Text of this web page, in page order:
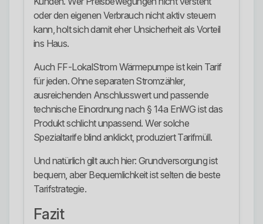
oder den eigenen Verbrauch nicht aktiv steuern
kann, holt sich damit eher Unsicherheit als Vorteil
ins Haus.
Auch FF-LokalStrom Wärmepumpe ist kein Tarif
für jeden. Ohne separaten Stromzähler,
ausreichenden Anschlusswert und passende
technische Einordnung nach § 14a EnWG ist das
Produkt schlicht unpassend. Wer solche
Spezialtarife blind anklickt, produziert Tarifmüll.
Und natürlich gilt auch hier: Grundversorgung ist
bequem, aber Bequemlichkeit ist selten die beste
Tarifstrategie.
Fazit